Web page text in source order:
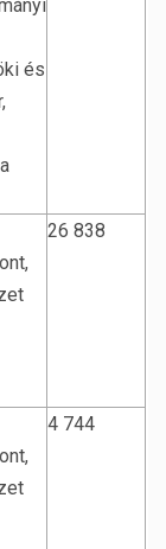
és
26 838
4 744